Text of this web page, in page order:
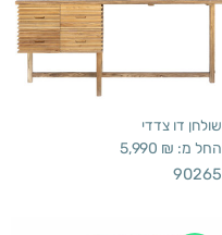
שולחן דו צדדי
החל מ: 5,990 ₪
90265